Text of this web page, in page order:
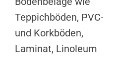
Teppichböden, PVC-
und Korkböden,
Laminat, Linoleum